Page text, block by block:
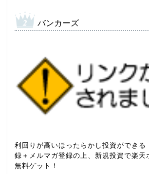
バンカーズ
利回りが高いほったらかし投資ができる
録＋メルマガ登録の上、新規投資で楽天
無料ゲット！